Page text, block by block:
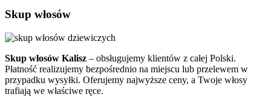
Skup włosów
Skup włosów Kalisz – obsługujemy klientów z całej Polski.
Płatność realizujemy bezpośrednio na miejscu lub przelewem w
przypadku wysyłki. Oferujemy najwyższe ceny, a Twoje włosy
trafiają we właściwe ręce.